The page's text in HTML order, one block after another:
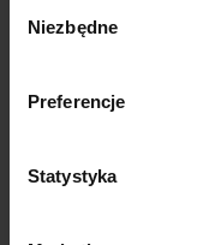
zgody
Niezbędne
Preferencje
Statystyka
Czy Masz W Portfelu
Powinieneś o tym